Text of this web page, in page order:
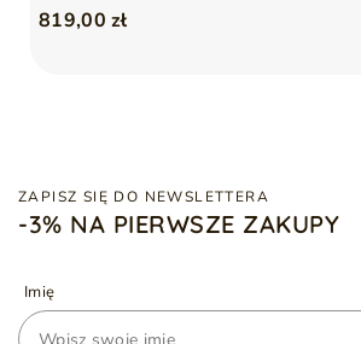
819,00 zł
ZAPISZ SIĘ DO NEWSLETTERA
-3% NA PIERWSZE ZAKUPY
Imię